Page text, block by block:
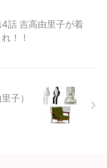
4話 吉高由里子が着
！！
子）